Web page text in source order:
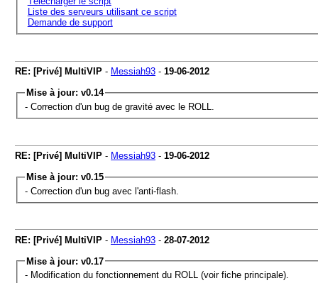
Liste des serveurs utilisant ce script
Demande de support
RE: [Privé] MultiVIP - Messiah93 - 19-06-2012
Mise à jour: v0.14
- Correction d'un bug de gravité avec le ROLL.
RE: [Privé] MultiVIP - Messiah93 - 19-06-2012
Mise à jour: v0.15
- Correction d'un bug avec l'anti-flash.
RE: [Privé] MultiVIP - Messiah93 - 28-07-2012
Mise à jour: v0.17
- Modification du fonctionnement du ROLL (voir fiche principale).